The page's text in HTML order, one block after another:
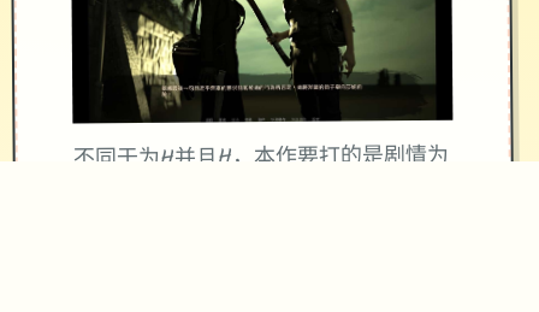
不同于为H并且H，本作要打的是剧情为